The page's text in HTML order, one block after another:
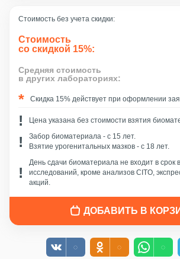
Стоимость без учета скидки:
Стоимость
со скидкой 15%:
Средняя стоимость
в других лабораториях:
Скидка 15% действует при оформлении
Цена указана без стоимости взятия
Забор биоматериала - c 15 лет.
Взятие урогенитальных мазков - с 18 лет.
День сдачи биоматериала не входит в срок
исследований, кроме анализов CITO,
акций.
ДОБАВИТЬ В